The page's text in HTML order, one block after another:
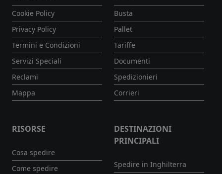
Cookie Policy
Privacy Policy
Termini e Condizioni
Servizi Speciali
Reclami
Mappa
Busta
Pallet
Tariffe
Documenti
Spedizionieri
Corrieri
RISORSE
Cosa spedire
Come spedire
DESTINAZIONI
PRINCIPALI
Spedire in Inghilterra